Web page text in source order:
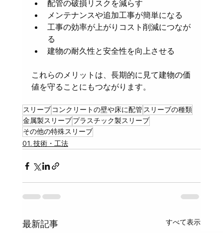
配管の破損リスクを減らす
メンテナンスや追加工事が簡単になる
工事の効率が上がりコスト削減につなが
る
建物の耐久性と安全性を向上させる
これらのメリットは、長期的に見て建物の価
値を守ることにもつながります。
スリーブ コンクリートの壁や床に配管 スリーブの種類
金属製スリーブプラスチック製スリーブ
その他の特殊スリーブ
01. 技術・工法
最新記事 すべて表示